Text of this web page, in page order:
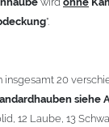
geliefert
Sie den
".
insgesamt 20
siehe
12 Laube, 13